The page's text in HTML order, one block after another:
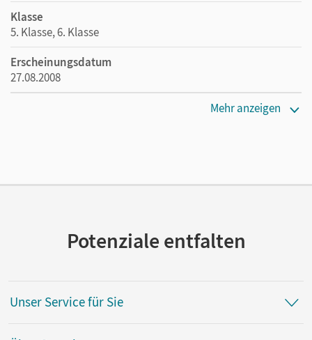
Klasse
5. Klasse, 6. Klasse
Erscheinungsdatum
27.08.2008
Bauknecht, Bernd Ridwan; Hakimi, Mohammad-Tamim;
Mehr anzeigen
Potenziale entfalten
Unser Service für Sie